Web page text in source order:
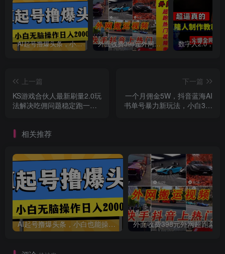
AI起号撸爆头条，小白也能操作，日入2000+ 外面收费398元外网超跑豪车汽车视频搬运至快手抖音上热门项目
上一篇
KS游戏合伙人最新刷量2.0玩
法解决吃佣问题稳定跑一天
下一篇
一个月佣金5W，抖音蓝海AI
书单号暴力新玩法，小白3分
相关推荐
AI起号撸爆头条，小白也能操作，日入2000+